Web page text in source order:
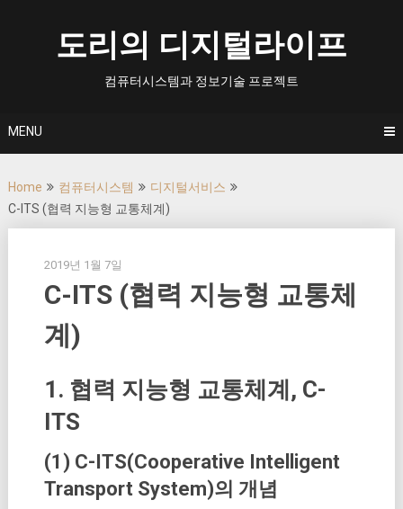
도리의 디지털라이프
컴퓨터시스템과 정보기술 프로젝트
MENU
Home 컴퓨터시스템
디지털서비스
C-ITS (협력 지능형 교통체계)
2019년 1월 7일
C-ITS (협력 지능형 교통체
계)
1. 협력 지능형 교통체계, C-
ITS
(1) C-ITS(Cooperative Intelligent
Transport System)의 개념